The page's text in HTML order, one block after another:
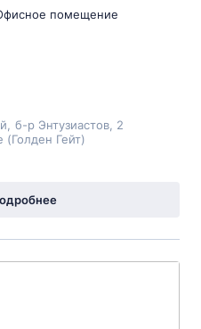
помещение
б-р Энтузиастов , 2
(Голден Гейт)